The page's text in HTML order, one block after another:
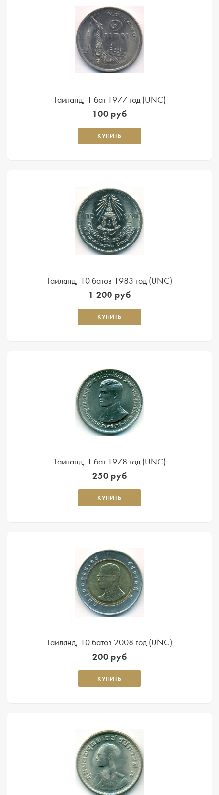
Таиланд, 1 бат 1977 год (UNC)
100 руб
КУПИТЬ
Таиланд, 10 батов 1983 год (UNC)
1 200 руб
КУПИТЬ
Таиланд, 1 бат 1978 год (UNC)
250 руб
КУПИТЬ
Таиланд, 10 батов 2008 год (UNC)
200 руб
КУПИТЬ